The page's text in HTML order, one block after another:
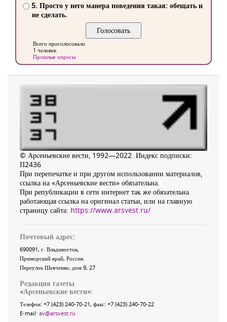
5. Просто у него манера поведения такая: обещать и
не сделать.
Всего проголосовало
1 человек
Прошлые опросы
© Арсеньевские вести, 1992—2022. Индекс подписки:
П2436
При перепечатке и при другом использовании материалов,
ссылка на «Арсеньевские вести» обязательна.
При републикации в сети интернет так же обязательна
работающая ссылка на оригинал статьи, или на главную
страницу сайта: https://www.arsvest.ru/
Почтовый адрес:
690091, г. Владивосток,
Приморский край, Россия
Переулок Шевченко, дом 9, 27
Редакция газеты
«Арсеньевские вести»:
Телефон: +7 (423) 240-70-21, факс: +7 (423) 240-70-22
E-mail: av@arsvest.ru